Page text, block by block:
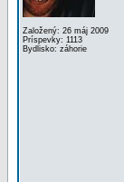
Založený: 26 máj 2009
Príspevky: 1113
Bydlisko: záhorie